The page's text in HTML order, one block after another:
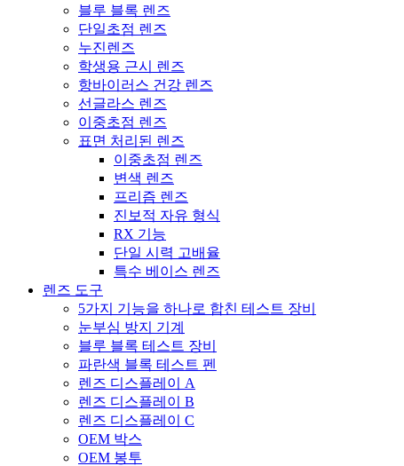
블루 블록 렌즈
단일초점 렌즈
누진렌즈
학생용 근시 렌즈
항바이러스 건강 렌즈
선글라스 렌즈
이중초점 렌즈
표면 처리된 렌즈
이중초점 렌즈
변색 렌즈
프리즘 렌즈
진보적 자유 형식
RX 기능
단일 시력 고배율
특수 베이스 렌즈
렌즈 도구
5가지 기능을 하나로 합친 테스트 장비
눈부심 방지 기계
블루 블록 테스트 장비
파란색 블록 테스트 펜
렌즈 디스플레이 A
렌즈 디스플레이 B
렌즈 디스플레이 C
OEM 박스
OEM 봉투